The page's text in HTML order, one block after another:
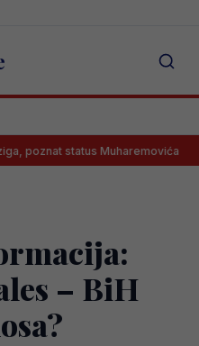
status Muharemovića
– BiH